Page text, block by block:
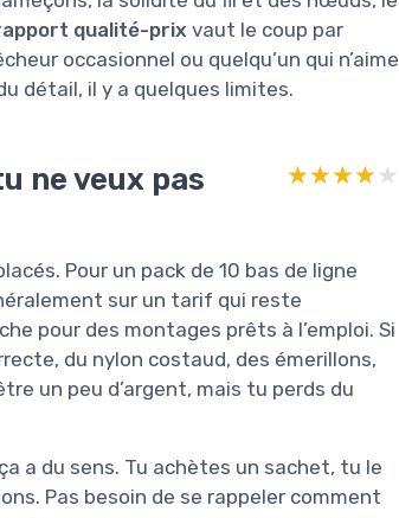
qualité-prix vaut le coup par
occasionnel ou quelqu’un qui n’aime
détail, il y a quelques limites.
ne veux pas
★★★★★
★★★★★
Pour un pack de 10 bas de ligne
sur un tarif qui reste
pour des montages prêts à l’emploi. Si
du nylon costaud, des émerillons,
un peu d’argent, mais tu perds du
a du sens. Tu achètes un sachet, tu le
Pas besoin de se rappeler comment